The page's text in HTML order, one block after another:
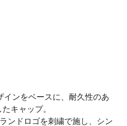
インをベースに、耐久性のあ
キャップ。
ンドロゴを刺繍で施し、シン